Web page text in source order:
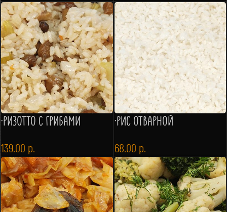
·РИЗОТТО С ГРИБАМИ
139.00 р.
·РИС ОТВАРНОЙ
68.00 р.